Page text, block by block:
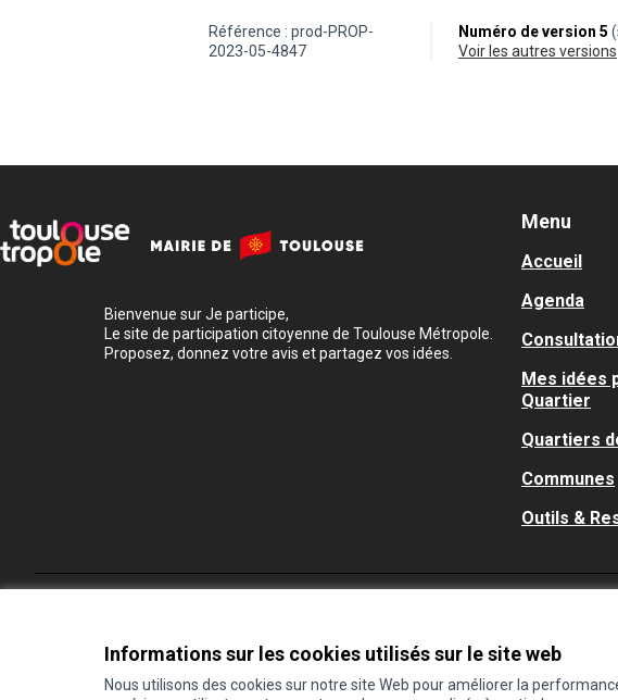
Informations sur les cookies utilisés sur le site web
Nous utilisons des cookies sur notre site Web pour améliorer la
Référence : prod-PROP-
2023-05-4847
Numéro de version 5
voir les autres versions
Bienvenue sur Je participe,
Le site de participation citoyenne de Toulouse Métropole.
Proposez, donnez votre avis et partagez vos idées.
Menu
Accueil
Agenda
Mes idées
Quartier
Quartiers
Communes
Outils &